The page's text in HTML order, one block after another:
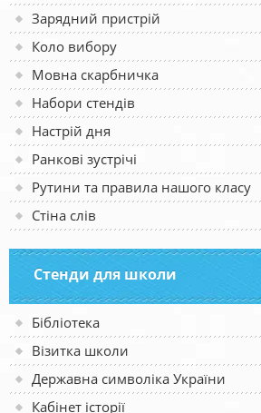
Зарядний пристрій
Коло вибору
Мовна скарбничка
Набори стендів
Настрій дня
Ранкові зустрічі
Рутини та правила нашого класу
Стіна слів
Стенди для школи
Бібліотека
Візитка школи
Державна символіка України
Кабінет історії